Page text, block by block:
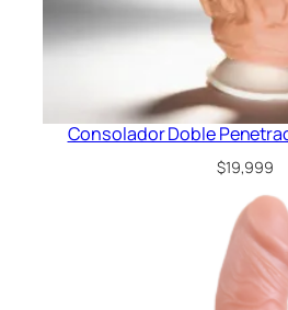
Consolador Doble
$19,999